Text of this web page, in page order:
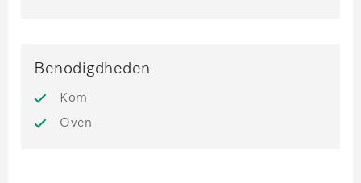
Benodigdheden
Kom
Oven